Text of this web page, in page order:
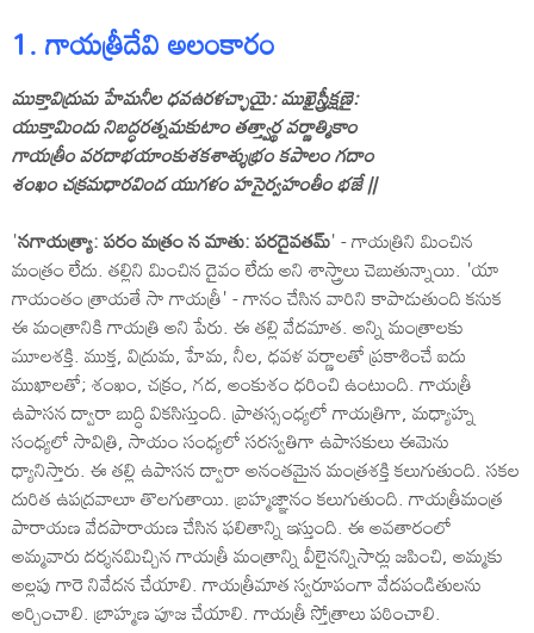
1. గాయత్రీదేవి అలంకారం
ముక్తావిద్రుమ హేమనీల ధవఉరళచ్ఛాయై: ముఖైస్త్రీక్షణై:
యుక్తామిందు నిబద్ధరత్నమకుటాం తత్త్వార్థ వర్ణాత్మికాం
గాయత్రీం వరదాభయాంకుశకశాశ్శుభ్రం కపాలం గదాం
శంఖం చక్రమధారవింద యుగళం హసైర్వహంతీం భజే ||
'నగాయత్య్రా: పరం మత్రం న మాతు: పరదైవతమ్‌' - గాయత్రిని మించిన
మంత్రం లేదు. తల్లిని మించిన దైవం లేదు అని శాస్త్రాలు చెబుతున్నాయి. 'యా
గాయంతం త్రాయతే సా గాయత్రీ' - గానం చేసిన వారిని కాపాడుతుంది కనుక
ఈ మంత్రానికి గాయత్రి అని పేరు. ఈ తల్లి వేదమాత. అన్ని మంత్రాలకు
మూలశక్తి. ముక్త, విద్రుమ, హేమ, నీల, ధవళ వర్ణాలతో ప్రకాశించే ఐదు
ముఖాలతో; శంఖం, చక్రం, గద, అంకుశం ధరించి ఉంటుంది. గాయత్రీ
ఉపాసన ద్వారా బుద్ధి వికసిస్తుంది. ప్రాతస్సంధ్యలో గాయత్రిగా, మధ్యాహ్న
సంధ్యలో సావిత్రి, సాయం సంధ్యలో సరస్వతిగా ఉపాసకులు ఈమెను
ధ్యానిస్తారు. ఈ తల్లి ఉపాసన ద్వారా అనంతమైన మంత్రశక్తి కలుగుతుంది. సకల
దురిత ఉపద్రవాలూ తొలగుతాయి. బ్రహ్మజ్ఞానం కలుగుతుంది. గాయత్రీమంత్ర
పారాయణ వేదపారాయణ చేసిన ఫలితాన్ని ఇస్తుంది. ఈ అవతారంలో
అమ్మవారు దర్శనమిచ్చిన గాయత్రీ మంత్రాన్ని వీలైనన్నిసార్లు జపించి, అమ్మకు
అల్లపు గారె నివేదన చేయాలి. గాయత్రీమాత స్వరూపంగా వేదపండితులను
అర్చించాలి. బ్రాహ్మణ పూజ చేయాలి. గాయత్రీ స్తోత్రాలు పఠించాలి.